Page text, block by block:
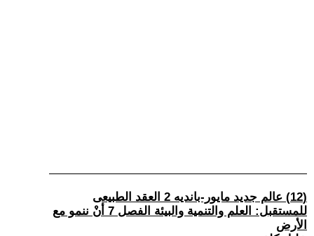
(12) عالم جديد مايور-بانديه 2 العقد الطبيعى
للمستقبل: العلم والتنمية والبيئة الفصل 7 أنْ ننمو مع
الأرض